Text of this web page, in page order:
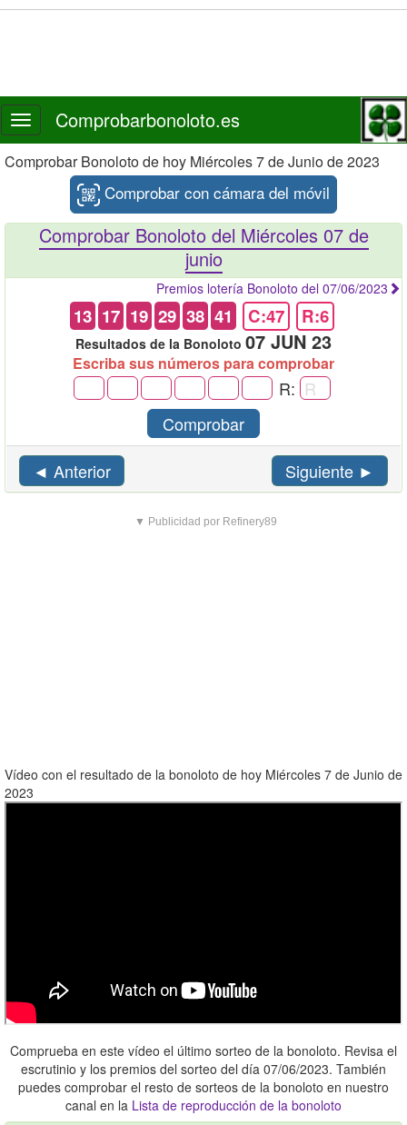
Toggle
navigation
Comprobarbonoloto.es
Comprobar Bonoloto de hoy Miércoles 7 de Junio de 2023
Comprobar con cámara del móvil
Comprobar Bonoloto del Miércoles 07 de
junio
Premios lotería Bonoloto del 07/06/2023
13 17 19 29 38 41 C:47 R:6
Resultados de la Bonoloto 07 JUN 23
Escriba sus números para comprobar
R:
Comprobar
◄ Anterior
Siguiente ►
▼ Publicidad por Refinery89
Vídeo con el resultado de la bonoloto de hoy Miércoles 7 de Junio de
2023
Comprueba en este vídeo el último sorteo de la bonoloto. Revisa el
escrutinio y los premios del sorteo del día 07/06/2023. También
puedes comprobar el resto de sorteos de la bonoloto en nuestro
canal en la Lista de reproducción de la bonoloto